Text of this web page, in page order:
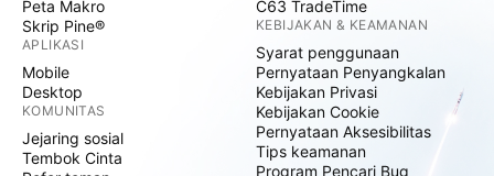
Peta Makro
Skrip Pine®
APLIKASI
Mobile
Desktop
KOMUNITAS
Jejaring sosial
Tembok Cinta
C63 TradeTime
KEBIJAKAN & KEAMANAN
Syarat penggunaan
Pernyataan Penyangkalan
Kebijakan Privasi
Kebijakan Cookie
Pernyataan Aksesibilitas
Tips keamanan
Program Pencari Bug